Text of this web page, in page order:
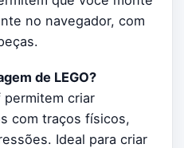
no navegador, com
de LEGO?
permitem criar
com traços físicos,
Ideal para criar